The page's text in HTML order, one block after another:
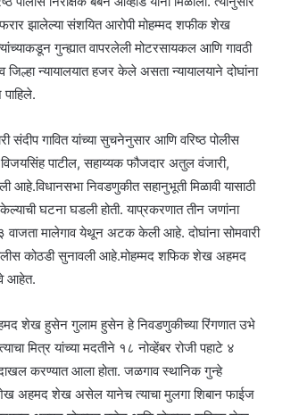
फरार झालेल्या संशयित आरोपी मोहम्मद शफीक शेख
गुन्ह्यात वापरलेली मोटरसायकल आणि गावठी
न्यायालयात हजर केले असता न्यायालयाने दोघांना
गावित यांच्या सुचनेनुसार आणि वरिष्ठ पोलीस
विजयसिंह पाटील, सहाय्यक फौजदार अतुल वंजारी,
निवडणुकीत सहानुभूती मिळावी यासाठी
घटना घडली होती. याप्रकरणात तीन जणांना
वाजता मालेगाव येथून अटक केली आहे. दोघांना सोमवारी
कोठडी सुनावली आहे.मोहम्मद शफिक शेख अहमद
आहेत.
शेख हुसेन गुलाम हुसेन हे निवडणुकीच्या रिंगणात उभे
मित्र यांच्या मदतीने १८ नोव्हेंबर रोजी पहाटे ४
करण्यात आला होता. जळगाव स्थानिक गुन्हे
अहमद शेख असेल यानेच त्याचा मुलगा शिबान फाईज